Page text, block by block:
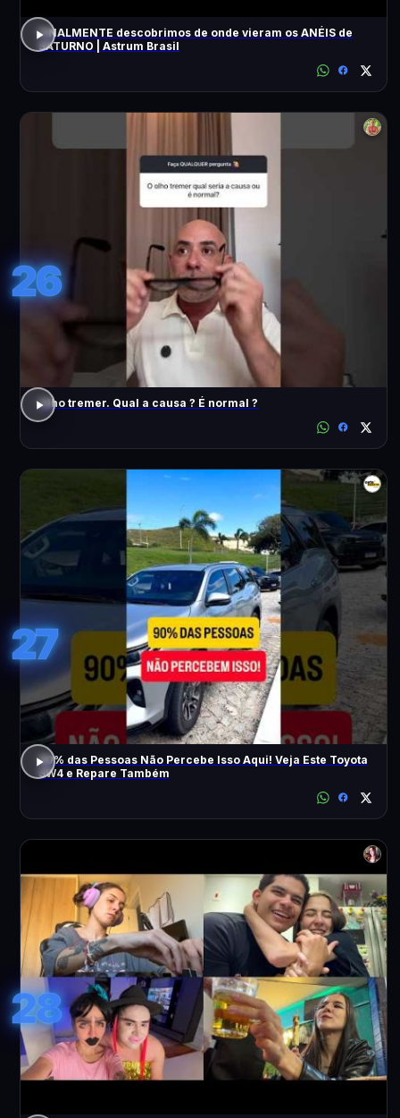
FINALMENTE descobrimos de onde vieram os ANÉIS de
SATURNO | Astrum Brasil
26
Olho tremer. Qual a causa ? É normal ?
27
90% das Pessoas Não Percebe Isso Aqui! Veja Este Toyota
SW4 e Repare Também
28